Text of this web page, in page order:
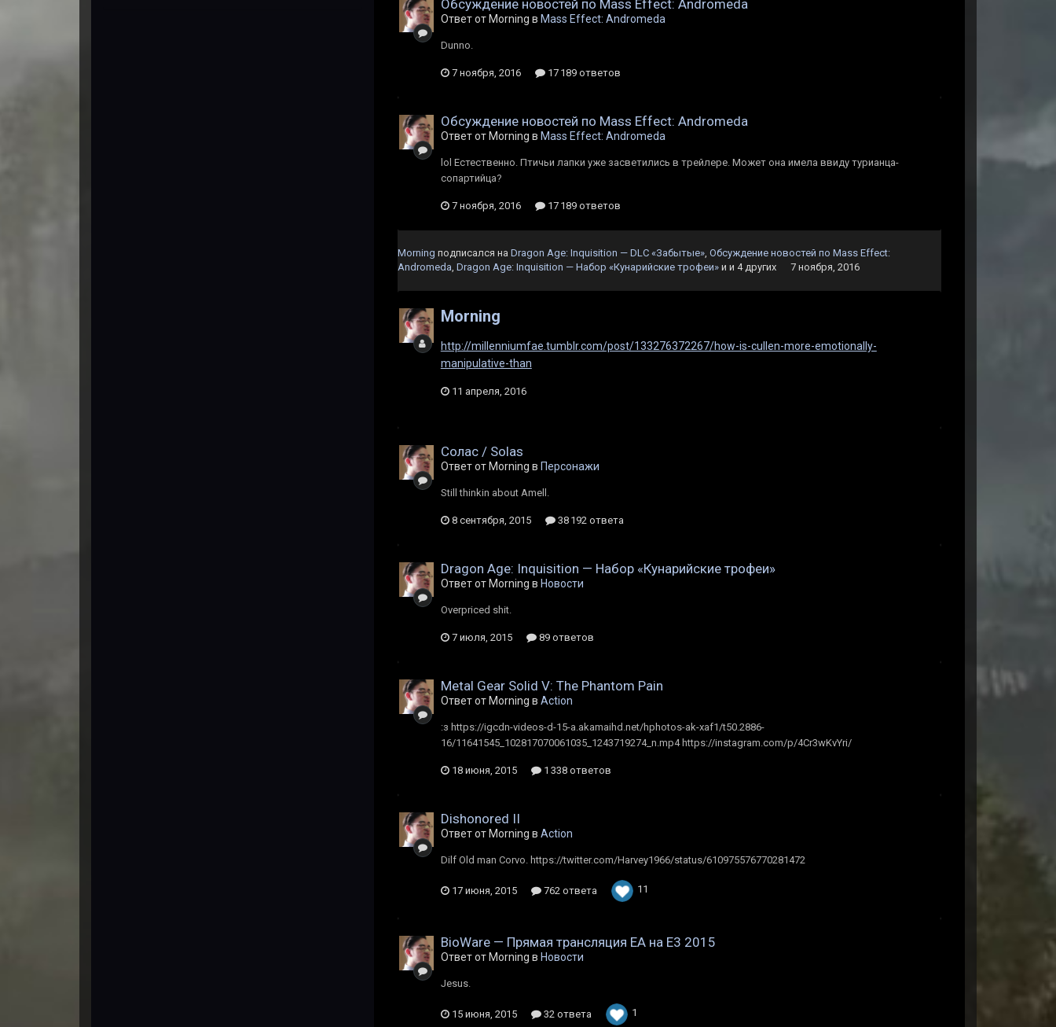
Обсуждение новостей по Mass Effect: Andromeda
Ответ от Morning в Mass Effect: Andromeda
Dunno.
7 ноября, 2016 17 189 ответов
Обсуждение новостей по Mass Effect: Andromeda
Ответ от Morning в Mass Effect: Andromeda
lol Естественно. Птичьи лапки уже засветились в трейлере. Может она имела ввиду турианца-
сопартийца?
7 ноября, 2016 17 189 ответов
Morning подписался на Dragon Age: Inquisition — DLC «Забытые», Обсуждение новостей по Mass Effect:
Andromeda Dragon Age: Inquisition — Набор «Кунарийские трофеи»и и 4 других 7 ноября, 2016
Morning
http://millenniumfae.tumblr.com/post/133276372267/how-is-cullen-more-emotionally-
manipulative-than
11 апреля, 2016
Солас / Solas
Ответ от Morning в Персонажи
Still thinkin about Amell.
8 сентября, 2015 38 192 ответа
Dragon Age: Inquisition — Набор «Кунарийские трофеи»
Ответ от Morning в Новости
Overpriced shit.
7 июля, 2015 89 ответов
Metal Gear Solid V: The Phantom Pain
Ответ от Morning в Action
:з https://igcdn-videos-d-15-a.akamaihd.net/hphotos-ak-xaf1/t50.2886-
16/11641545_102817070061035_1243719274_n.mp4 https://instagram.com/p/4Cr3wKvYri/
18 июня, 2015 1 338 ответов
Dishonored II
Ответ от Morning в Action
Dilf Old man Corvo. https://twitter.com/Harvey1966/status/610975576770281472
17 июня, 2015 762 ответа 11
BioWare — Прямая трансляция EA на Е3 2015
Ответ от Morning в Новости
Jesus.
15 июня, 2015 32 ответа 1